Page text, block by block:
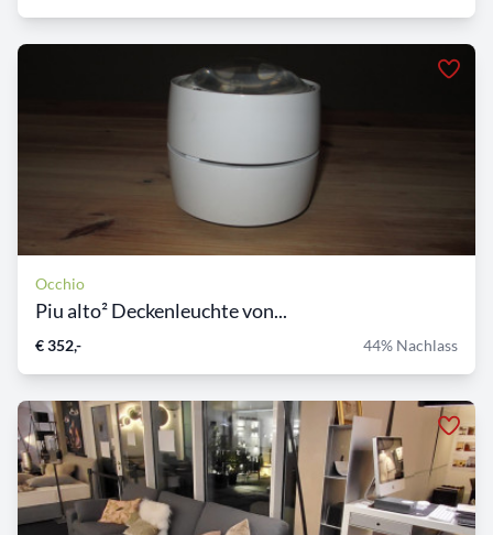
Occhio
Piu alto² Deckenleuchte von...
€ 352,- 44% Nachlass